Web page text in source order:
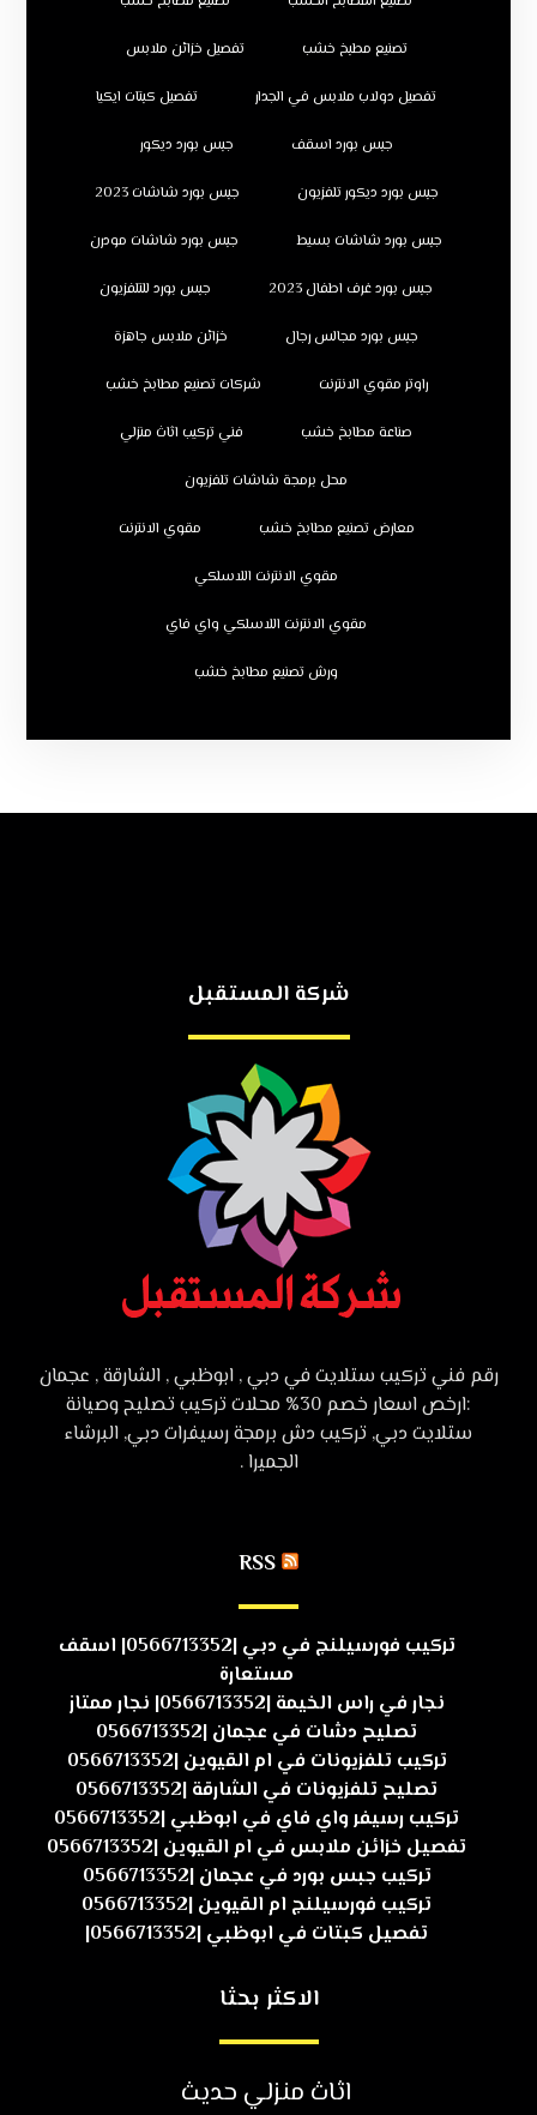
تصنيع مطبخ خشب تفصيل خزائن ملابس
تفصيل دولاب ملابس في الجدار تفصيل كبتات ايكيا
جبس بورد اسقف جبس بورد ديكور
جبس بورد ديكور تلفزيون جبس بورد شاشات 2023
جبس بورد شاشات بسيط جبس بورد شاشات مودرن
جبس بورد غرف اطفال 2023 جبس بورد للتلفزيون
جبس بورد مجالس رجال خزائن ملابس جاهزة
راوتر مقوي الانترنت شركات تصنيع مطابخ خشب
صناعة مطابخ خشب فني تركيب اثاث منزلي
محل برمجة شاشات تلفزيون
معارض تصنيع مطابخ خشب مقوي الانترنت
مقوي الانترنت اللاسلكي
مقوي الانترنت اللاسلكي واي فاي
ورش تصنيع مطابخ خشب
شركة المستقبل
رقم فني تركيب ستلايت في دبي , ابوظبي , الشارقة , عجمان
:ارخص اسعار خصم 30% محلات تركيب تصليح وصيانة
ستلايت دبي, تركيب دش برمجة رسيفرات دبي, البرشاء
الجميرا .
RSS
تركيب فورسيلنج في دبي |0566713352| اسقف
مستعارة
نجار في راس الخيمة |0566713352| نجار ممتاز
تصليح دشات في عجمان |0566713352
تركيب تلفزيونات في ام القيوين |0566713352
تصليح تلفزيونات في الشارقة |0566713352
تركيب رسيفر واي فاي في ابوظبي |0566713352
تفصيل خزائن ملابس في ام القيوين |0566713352
تركيب جبس بورد في عجمان |0566713352
تركيب فورسيلنج ام القيوين |0566713352
تفصيل كبتات في ابوظبي |0566713352|
الاكثر بحثا
اثاث منزلي حديث